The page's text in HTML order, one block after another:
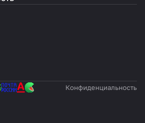
Конфиденциальность